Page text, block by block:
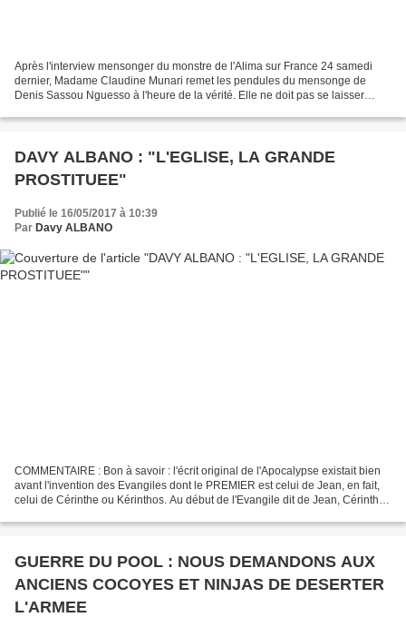
Après l'interview mensonger du monstre de l'Alima sur France 24 samedi
dernier, Madame Claudine Munari remet les pendules du mensonge de
Denis Sassou Nguesso à l'heure de la vérité. Elle ne doit pas se laisser
DAVY ALBANO : "L'EGLISE, LA GRANDE
PROSTITUEE"
Publié le 16/05/2017 à 10:39
Par Davy ALBANO
COMMENTAIRE : Bon à savoir : l'écrit original de l'Apocalypse existait bien
avant l'invention des Evangiles dont le PREMIER est celui de Jean, en fait,
celui de Cérinthe ou Kérinthos. Au début de l'Evangile dit de Jean, Cérinthe
GUERRE DU POOL : NOUS DEMANDONS AUX
ANCIENS COCOYES ET NINJAS DE DESERTER
L'ARMEE